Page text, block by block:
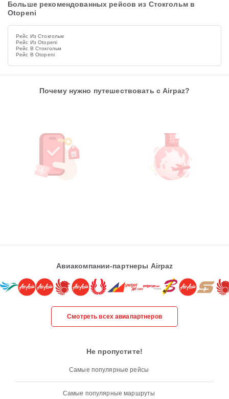
Больше рекомендованных рейсов из Стокгольм в
Otopeni
Рейс Из Стокгольм
Рейс Из Otopeni
Рейс В Стокгольм
Рейс В Otopeni
Почему нужно путешествовать с Airpaz?
Авиакомпании-партнеры Airpaz
Смотреть всех авиапартнеров
Не пропустите!
Самые популярные рейсы
Самые популярные маршруты